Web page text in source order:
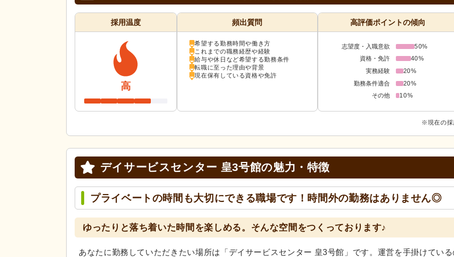
採用温度
高
頻出質問
希望する勤務時間や働き方
これまでの職務経歴や経験
給与や休日など希望する勤務条件
転職に至った理由や背景
現在保有している資格や免許
高評価ポイントの傾向
志望度・入職意欲
50%
資格・免許
40%
実務経験
20%
勤務条件適合
20%
その他
10%
※現在の採
デイサービスセンター 皇3号館の魅力・特徴
プライベートの時間も大切にできる職場です！時間外の勤務はありません◎
ゆったりと落ち着いた時間を楽しめる。そんな空間をつくっております♪
あなたに勤務していただきたい場所は「デイサービスセンター 皇3号館」です。運営を手掛けている